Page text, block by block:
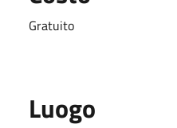
Gratuito
Luogo